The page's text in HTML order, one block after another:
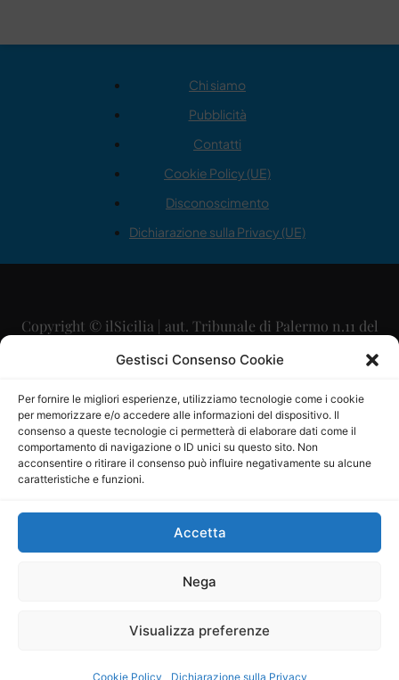
Gestisci Consenso Cookie
Per fornire le migliori esperienze, utilizziamo tecnologie come i cookie
per memorizzare e/o accedere alle informazioni del dispositivo. Il
consenso a queste tecnologie ci permetterà di elaborare dati come il
comportamento di navigazione o ID unici su questo sito. Non
acconsentire o ritirare il consenso può influire negativamente su alcune
caratteristiche e funzioni.
Accetta
Nega
Visualizza preferenze
Cookie Policy Dichiarazione sulla Privacy
Chi siamo
Pubblicità
Contatti
Cookie Policy (UE)
Disconoscimento
Dichiarazione sulla Privacy (UE)
Copyright © ilSicilia | aut. Tribunale di Palermo n.11 del
29/09/2015
Direttore Editoriale: Maurizio Scaglione
Direttore Responsabile: Maria Calabrese
P.IVA: 06334930820
Mercurio Comunicazione Società Cooperativa a r.l. è
iscritta al Registro degli Operatori di Comunicazione al
Sito gestito daLa Digitale srl–info@ladigitale.it